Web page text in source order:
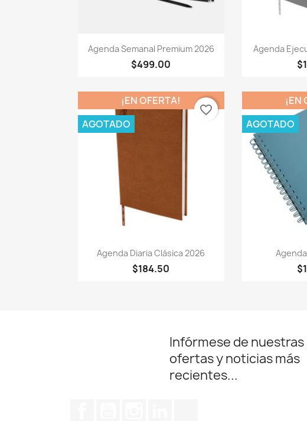
Vista rápida
Agenda Semanal Premium 2026
$499.00

Agenda
Vista rápida
Agenda Diaria Clásica 2026
$184.50
¡EN OFERTA!
AGOTADO
favorite_border

¡EN
AGOTADO
Infórmese de nuestras
ofertas y noticias más
recientes...